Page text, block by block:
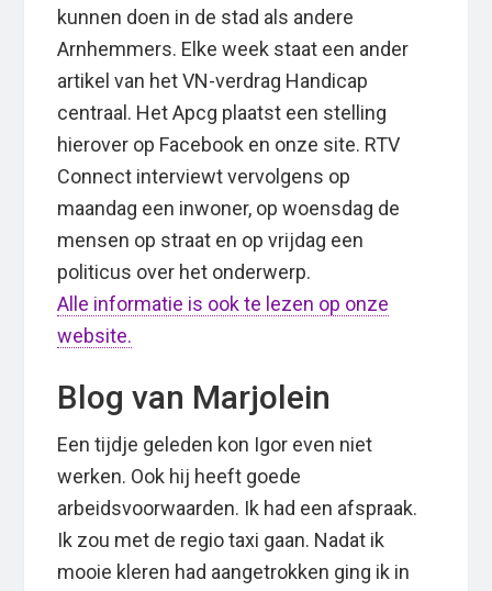
kunnen doen in de stad als andere
Arnhemmers. Elke week staat een ander
artikel van het VN-verdrag Handicap
centraal. Het Apcg plaatst een stelling
hierover op Facebook en onze site. RTV
Connect interviewt vervolgens op
maandag een inwoner, op woensdag de
mensen op straat en op vrijdag een
politicus over het onderwerp.
Alle informatie is ook te lezen op onze
website.
Blog van Marjolein
Een tijdje geleden kon Igor even niet
werken. Ook hij heeft goede
arbeidsvoorwaarden. Ik had een afspraak.
Ik zou met de regio taxi gaan. Nadat ik
mooie kleren had aangetrokken ging ik in